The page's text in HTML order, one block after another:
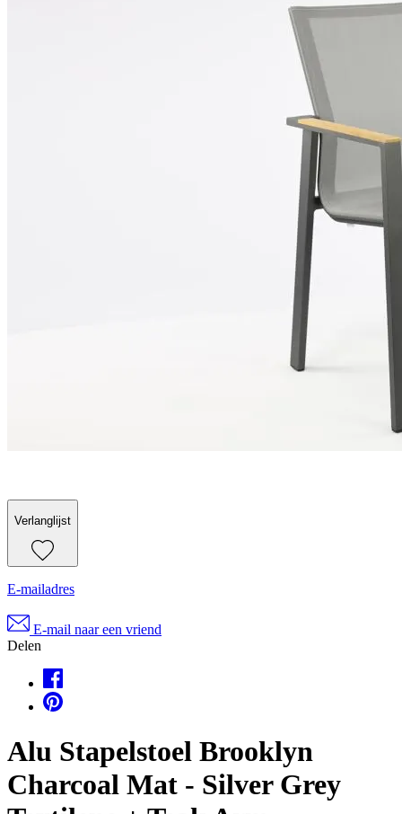
Verlanglijst
E-mailadres
E-mail naar een vriend
Delen
Alu Stapelstoel Brooklyn
Charcoal Mat - Silver Grey